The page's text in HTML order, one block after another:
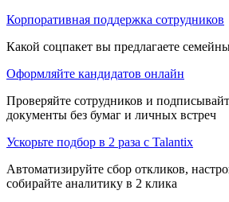
Корпоративная поддержка сотрудников
Какой соцпакет вы предлагаете
Оформляйте кандидатов онлайн
Проверяйте сотрудников и
документы без бумаг и личных встреч
Ускорьте подбор в 2 раза с Talantix
Автоматизируйте сбор откликов,
собирайте аналитику в 2 клика